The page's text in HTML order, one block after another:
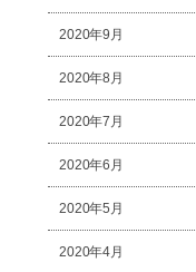
2020年9月
2020年8月
2020年7月
2020年6月
2020年5月
2020年4月